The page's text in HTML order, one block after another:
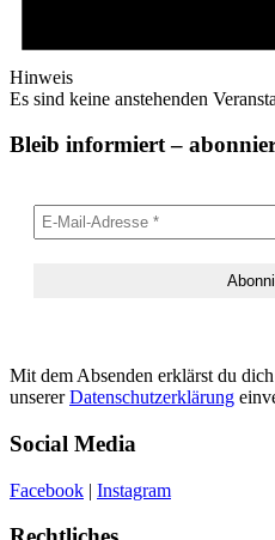
Hinweis
Es sind keine anstehenden
Bleib informiert –
Mit dem Absenden erklärst du
unsererDatenschutzerklärung
Social Media
Facebook | Instagram